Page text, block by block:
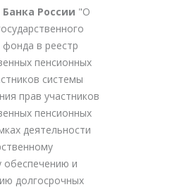
России "О
фонда в реестр
пенсионных
системы
прав участников
пенсионных
деятельности
обеспечению и
долгосрочных